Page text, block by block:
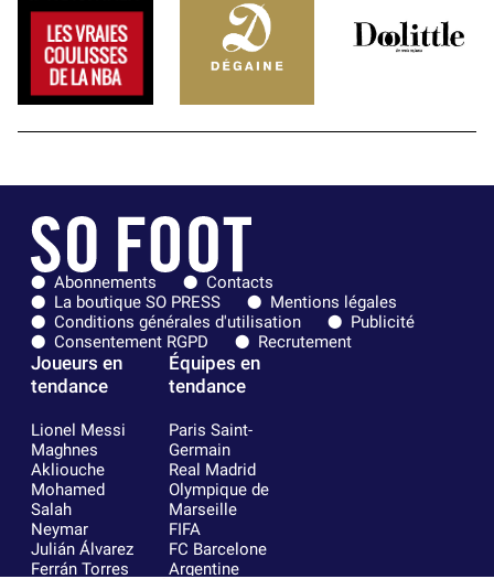
Abonnements
Contacts
La boutique SO PRESS
Mentions légales
Conditions générales d'utilisation
Publicité
Consentement RGPD
Recrutement
Joueurs en
tendance
Lionel Messi
Maghnes
Akliouche
Mohamed
Salah
Neymar
Julián Álvarez
Ferrán Torres
Équipes en
tendance
Paris Saint-
Germain
Real Madrid
Olympique de
Marseille
FIFA
FC Barcelone
Argentine